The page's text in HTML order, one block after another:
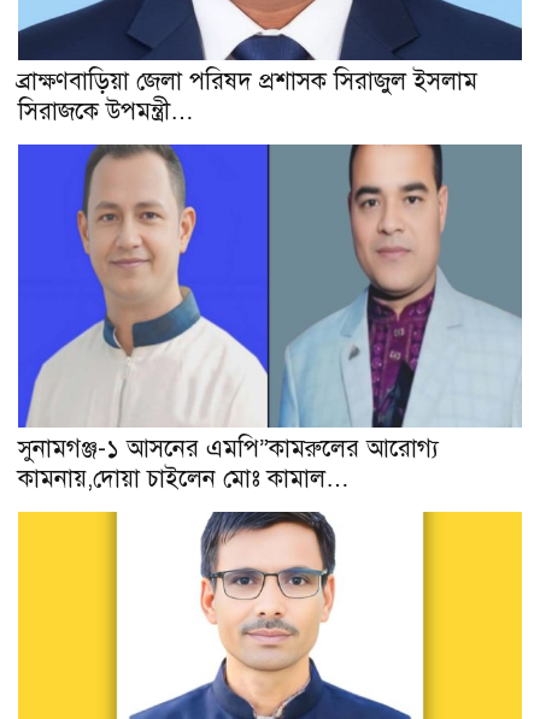
ব্রাক্ষণবাড়িয়া জেলা পরিষদ প্রশাসক সিরাজুল ইসলাম
সিরাজকে উপমন্ত্রী…
সুনামগঞ্জ-১ আসনের এমপি”কামরুলের আরোগ্য
কামনায়,দোয়া চাইলেন মোঃ কামাল…